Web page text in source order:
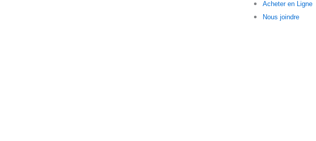
Acheter en Ligne
Nous joindre